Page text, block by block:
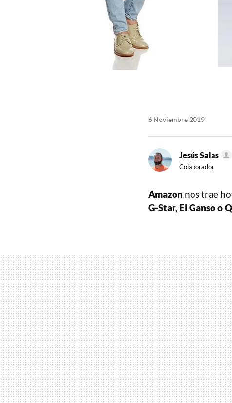
6 Noviembre 2019
Jesús Salas
Colaborador
Amazon nos trae
G-Star, El Ganso o